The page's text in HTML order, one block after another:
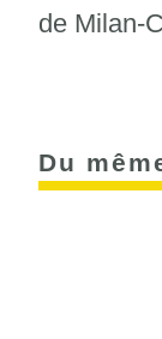
de Milan-
Du